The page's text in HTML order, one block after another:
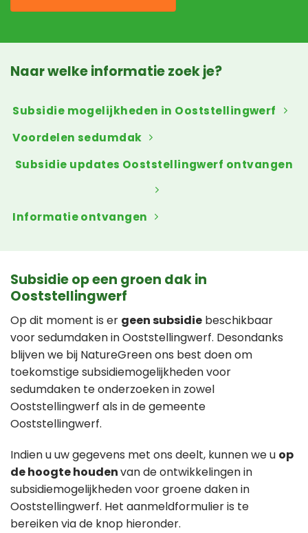
Naar welke informatie zoek je?
Subsidie mogelijkheden in Ooststellingwerf
Voordelen sedumdak
Subsidie updates Ooststellingwerf ontvangen
Informatie ontvangen
Subsidie op een groen dak in
Ooststellingwerf
Op dit moment is er geen subsidie beschikbaar
voor sedumdaken in Ooststellingwerf. Desondanks
blijven we bij NatureGreen ons best doen om
toekomstige subsidiemogelijkheden voor
sedumdaken te onderzoeken in zowel
Ooststellingwerf als in de gemeente
Ooststellingwerf.
Indien u uw gegevens met ons deelt, kunnen we u op
de hoogte houdenvan de ontwikkelingen in
subsidiemogelijkheden voor groene daken in
Ooststellingwerf. Het aanmeldformulier is te
bereiken via de knop hieronder.